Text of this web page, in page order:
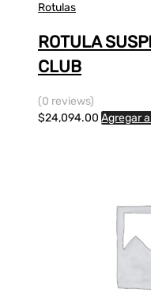
Rotulas
ROTULA
CLUB
(0 reviews)
$24,094.00 Agregar